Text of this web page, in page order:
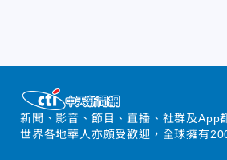
新聞、影音、節目、直播、社群及App
世界各地華人亦頗受歡迎，全球擁有